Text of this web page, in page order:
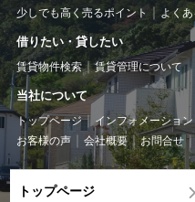
少しでも高く売るポイント
よく
借りたい・貸したい
賃貸物件検索 賃貸管理について
当社について
トップページ インフォメーション
お客様の声
会社概要 お問合せ
トップページ